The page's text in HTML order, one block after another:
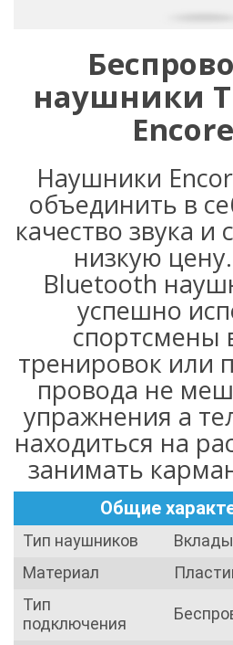
наушники
Наушники
объединить в
качество звука и
низкую
Bluetooth
успешно
спортсмены
тренировок или
провода не
упражнения а
находиться на
занимать
Общие
Тип наушников
Материал
Тип
подключения